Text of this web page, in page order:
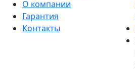
О компании
Гарантия
Контакты